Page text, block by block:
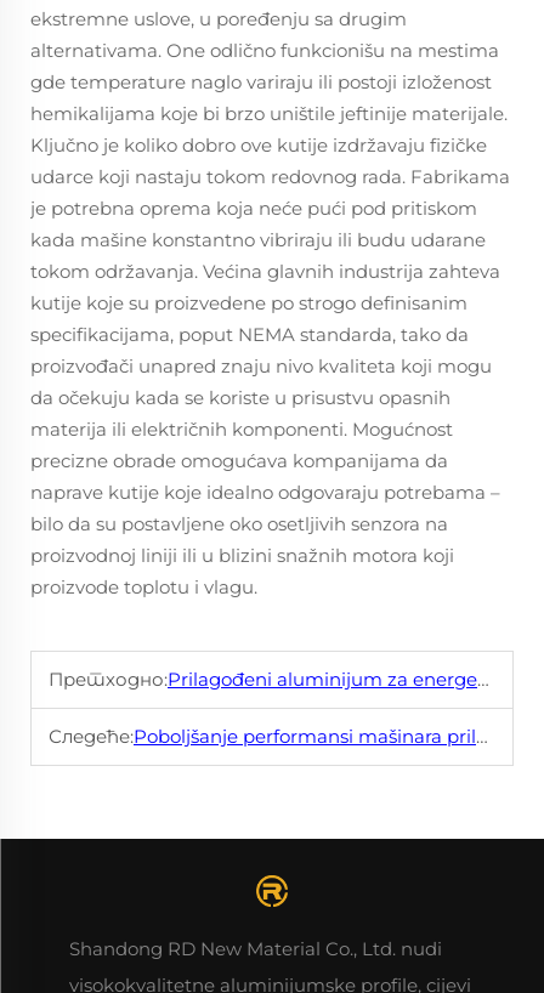
ekstremne uslove, u poređenju sa drugim
alternativama. One odlično funkcionišu na mestima
gde temperature naglo variraju ili postoji izloženost
hemikalijama koje bi brzo uništile jeftinije materijale.
Ključno je koliko dobro ove kutije izdržavaju fizičke
udarce koji nastaju tokom redovnog rada. Fabrikama
je potrebna oprema koja neće pući pod pritiskom
kada mašine konstantno vibriraju ili budu udarane
tokom održavanja. Većina glavnih industrija zahteva
kutije koje su proizvedene po strogo definisanim
specifikacijama, poput NEMA standarda, tako da
proizvođači unapred znaju nivo kvaliteta koji mogu
da očekuju kada se koriste u prisustvu opasnih
materija ili električnih komponenti. Mogućnost
precizne obrade omogućava kompanijama da
naprave kutije koje idealno odgovaraju potrebama –
bilo da su postavljene oko osetljivih senzora na
proizvodnoj liniji ili u blizini snažnih motora koji
proizvode toplotu i vlagu.
Претходно:Prilagođeni aluminijum za energetske efikasne zgrade
Следеће:Poboljšanje performansi mašinara prilagođenim aluminijem
Shandong RD New Material Co., Ltd. nudi
visokokvalitetne aluminijumske profilе, cijevi